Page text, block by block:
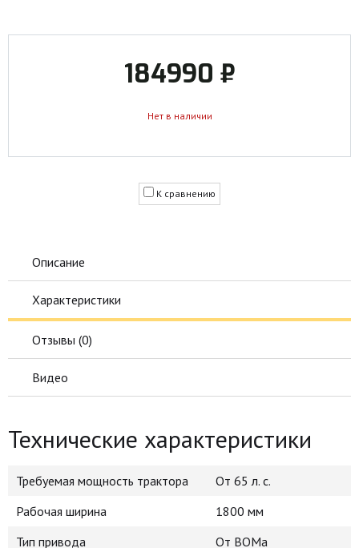
184990 ₽
Нет в наличии
К сравнению
Описание
Характеристики
Отзывы (0)
Видео
Технические характеристики
Требуемая мощность трактора
От 65 л. с.
Рабочая ширина
1800 мм
Тип привода
От ВОМа